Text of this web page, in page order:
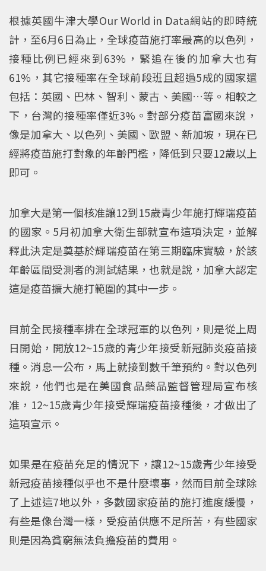
根據英國牛津大學Our World in Data網站的即時統
計，至6月6日為止，全球疫苗施打率最高的以色列，
接種比例已經來到63%，緊追在後的加拿大也有
61%，其它接種率在全球前段班且超過5成的國家還
包括：英國、巴林、智利、蒙古、美國…等。相較之
下，台灣的接種率僅近3%。對部分疫苗富國來說，
像是加拿大、以色列、美國、歐盟、新加坡，現在已
經將疫苗施打對象的年齡門檻，降低到只要12歲以上
即可。
加拿大是第一個核准讓12到15歲青少年施打輝瑞疫苗
的國家。5月初加拿大衛生部就宣布這項決定，並解
釋此決定是奠基於輝瑞疫苗在第三期臨床實驗，於該
年齡區間受測者的測試結果，也就是說，加拿大認定
這是疫苗擴大施打範圍的其中一步。
目前全民接種率排在全球冠軍的以色列，則是從上周
日開始，開放12~15歲的青少年接受新冠肺炎疫苗接
種。消息一公布，馬上就接到數千筆預約。對以色列
來說，他們也是在美國食品藥品監督管理局宣布核
准，12~15歲青少年接受輝瑞疫苗接種後，才做出了
這項宣示。
如果是在疫苗充足的情況下，讓12~15歲青少年接受
新冠疫苗接種似乎也不是什麼壞事，然而目前全球除
了上述這7地以外，多數國家疫苗的施打進度緩慢，
有些是像台灣一樣，受疫苗供應不足所苦，有些國家
則是因為貧窮無法負擔疫苗的費用。